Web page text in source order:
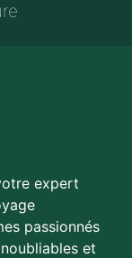
expert
passionnés
et